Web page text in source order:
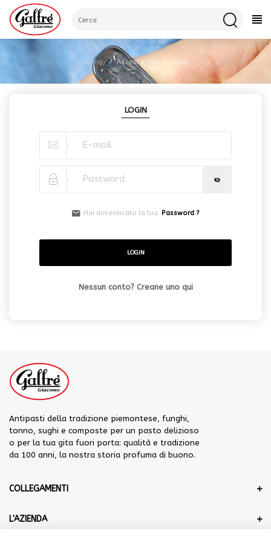
CATEGORIE
Home Accedi al tuo account
LOGIN
Hai dimenticato la tua Password?
LOGIN
Nessun conto? Creane uno qui
Antipasti della tradizione piemontese, funghi,
tonno, sughi e composte per un pasto delizioso
o per la tua gita fuori porta: qualità e tradizione
da 100 anni, la nostra storia profuma di buono.
COLLEGAMENTI
L'AZIENDA